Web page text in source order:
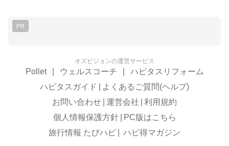
PR
オズビジョンの運営サービス
Pollet ウェルスコーチ
ハピタスリフォーム
ハピタスガイド
よくあるご質問(ヘルプ)
お問い合わせ 運営会社
利用規約
個人情報保護方針
PC版はこちら
旅行情報 たびハピ
ハピ得マガジン